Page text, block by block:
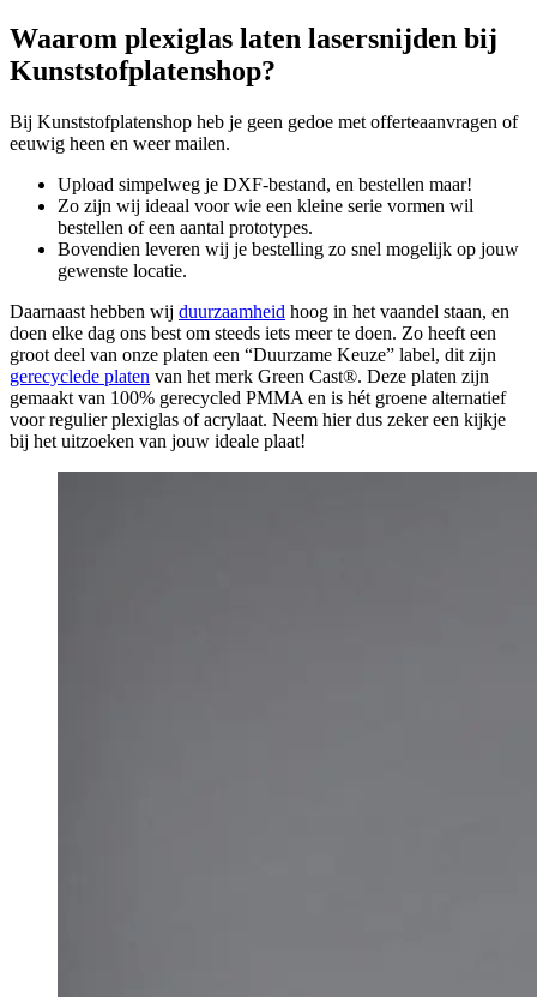
Waarom plexiglas laten lasersnijden bij
Kunststofplatenshop?
Bij Kunststofplatenshop heb je geen gedoe met offerteaanvragen of
eeuwig heen en weer mailen.
Upload simpelweg je DXF-bestand, en bestellen maar!
Zo zijn wij ideaal voor wie een kleine serie vormen wil
bestellen of een aantal prototypes.
Bovendien leveren wij je bestelling zo snel mogelijk op jouw
gewenste locatie.
Daarnaast hebben wij duurzaamheid hoog in het vaandel staan, en
doen elke dag ons best om steeds iets meer te doen. Zo heeft een
groot deel van onze platen een “Duurzame Keuze” label, dit zijn
gerecyclede platen van het merk Green Cast®. Deze platen zijn
gemaakt van 100% gerecycled PMMA en is hét groene alternatief
voor regulier plexiglas of acrylaat. Neem hier dus zeker een kijkje
bij het uitzoeken van jouw ideale plaat!